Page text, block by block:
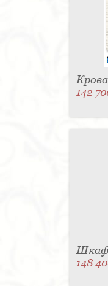
туалетной
Пантограф -
Туалетный
Карниз для
Крючок - 2
Розетка - 2
ресепшен - 1
Выдвижная
Бутылочница
Душевая
142
Шкаф
148